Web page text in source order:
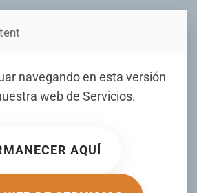
Telenord Medios
navegando en esta versión
web de Servicios.
AQUÍ
si tu esperma
EL 07 JUNIO 2025